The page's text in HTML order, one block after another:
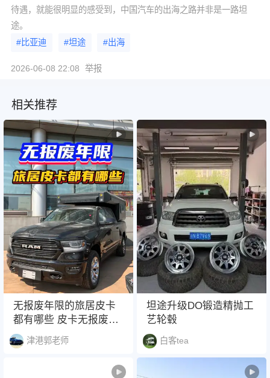
待遇，就能很明显的感受到，中国汽车的出海之路并非是一路坦
途。
#比亚迪
#坦途 #出海
2026-06-08 22:08 举报
相关推荐
无报废年限的旅居皮卡
都有哪些 皮卡无报废年
限，可以做旅居手续的
皮卡都有哪些
津港郭老师
坦途升级DO锻造精抛工
艺轮毂
白客tea